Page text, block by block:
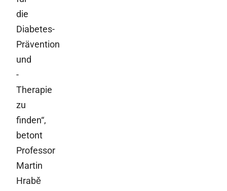
die
Diabetes-
Prävention
und
-
Therapie
zu
finden“,
betont
Professor
Martin
Hrabě